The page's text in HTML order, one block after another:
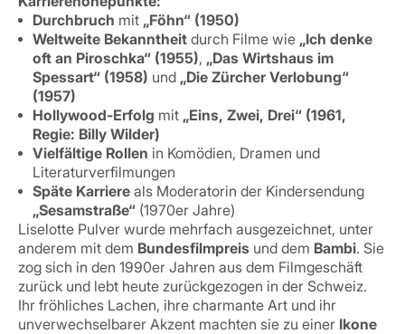
Durchbruch mit „Föhn“ (1950)
Weltweite Bekanntheit durch Filme wie „Ich denke
oft an Piroschka“ (1955), „Das Wirtshaus im
Spessart“ (1958) und „Die Zürcher Verlobung“
(1957)
Hollywood-Erfolg mit „Eins, Zwei, Drei“ (1961,
Regie: Billy Wilder)
Vielfältige Rollen in Komödien, Dramen und
Literaturverfilmungen
Späte Karriere als Moderatorin der Kindersendung
„Sesamstraße“ (1970er Jahre)
Liselotte Pulver wurde mehrfach ausgezeichnet, unter
anderem mit dem Bundesfilmpreis und dem Bambi. Sie
zog sich in den 1990er Jahren aus dem Filmgeschäft
zurück und lebt heute zurückgezogen in der Schweiz.
Ihr fröhliches Lachen, ihre charmante Art und ihr
unverwechselbarer Akzent machten sie zu einer Ikone